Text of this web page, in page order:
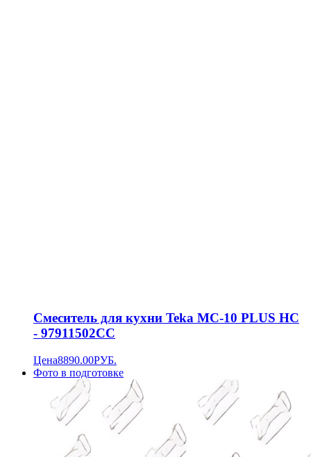
Смеситель для кухни Teka MC-10 PLUS HC
- 97911502CC
Цена8890.00РУБ.
Фото в подготовке